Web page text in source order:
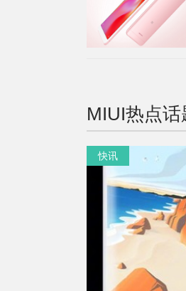
MIUI热点话
快讯